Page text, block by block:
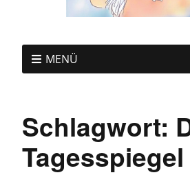
MENÜ
Schlagwort:
Tagesspiegel